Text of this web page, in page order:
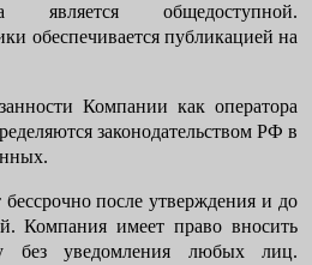
является общедоступной.
обеспечивается публикацией на
Компании как оператора
законодательством РФ в
.
после утверждения и до
Компания имеет право вносить
без уведомления любых лиц.